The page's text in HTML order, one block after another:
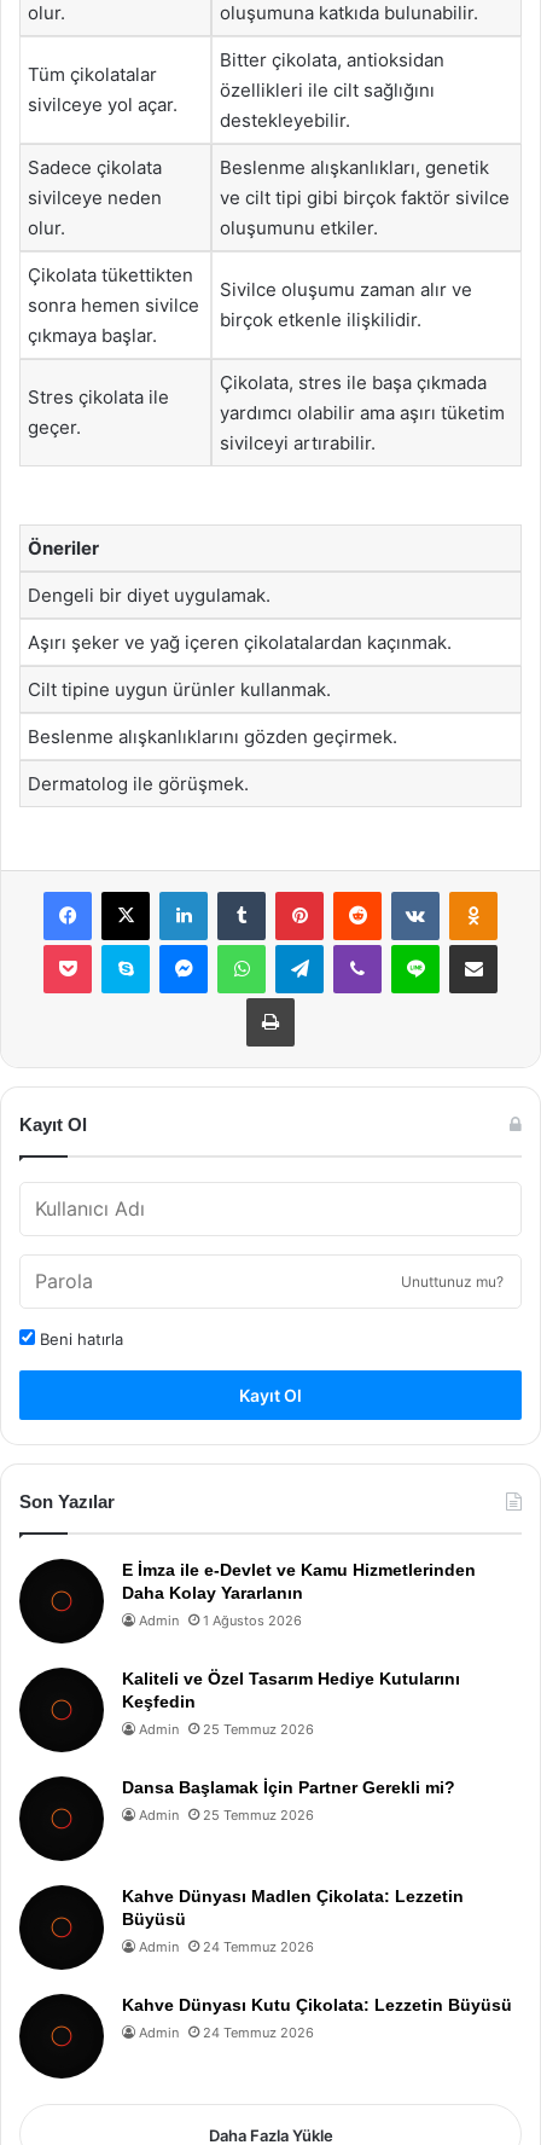
olur.
oluşumuna katkıda bulunabilir.
Tüm çikolatalar
sivilceye yol açar.
Bitter çikolata, antioksidan
özellikleri ile cilt sağlığını
destekleyebilir.
Sadece çikolata
sivilceye neden
olur.
Beslenme alışkanlıkları, genetik
ve cilt tipi gibi birçok faktör sivilce
oluşumunu etkiler.
Çikolata tükettikten
sonra hemen sivilce
çıkmaya başlar.
Sivilce oluşumu zaman alır ve
birçok etkenle ilişkilidir.
Stres çikolata ile
geçer.
Çikolata, stres ile başa çıkmada
yardımcı olabilir ama aşırı tüketim
sivilceyi artırabilir.
Öneriler
Dengeli bir diyet uygulamak.
Aşırı şeker ve yağ içeren çikolatalardan kaçınmak.
Cilt tipine uygun ürünler kullanmak.
Beslenme alışkanlıklarını gözden geçirmek.
Dermatolog ile görüşmek.
Facebook
X LinkedInTumblr PinterestReddit VKontakte
Pocket Skype MessengerWhatsAppTelegramViber Line E-Posta ile
Yazdır
Kayıt Ol
Unuttunuz mu?
Beni hatırla
Kayıt Ol
Son Yazılar
E İmza ile e-Devlet ve Kamu Hizmetlerinden
Daha Kolay Yararlanın
Admin 1 Ağustos 2026
Kaliteli ve Özel Tasarım Hediye Kutularını
Keşfedin
Admin 25 Temmuz 2026
Dansa Başlamak İçin Partner Gerekli mi?
Admin 25 Temmuz 2026
Kahve Dünyası Madlen Çikolata: Lezzetin
Büyüsü
Admin 24 Temmuz 2026
Kahve Dünyası Kutu Çikolata: Lezzetin Büyüsü
Admin 24 Temmuz 2026
Daha Fazla Yükle